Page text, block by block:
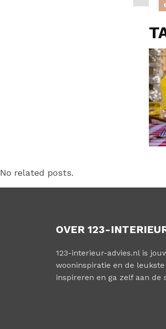
No related posts.
OVER 123-
123-interieur-advies.nl is
wooninspiratie en de
inspireren en ga zelf aan de